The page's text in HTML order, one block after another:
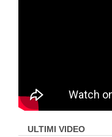
ULTIMI VIDEO